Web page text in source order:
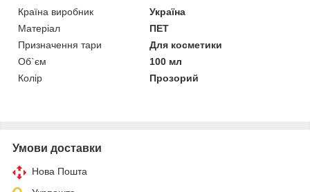
Країна виробник
Україна
Матеріал
ПЕТ
Призначення тари
Для косметики
Об`єм
100 мл
Колір
Прозорий
Умови доставки
Нова Пошта